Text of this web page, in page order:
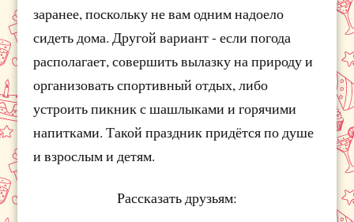
заранее, поскольку не вам одним надоело
сидеть дома. Другой вариант - если погода
располагает, совершить вылазку на природу и
организовать спортивный отдых, либо
устроить пикник с шашлыками и горячими
напитками. Такой праздник придётся по душе
и взрослым и детям.
Рассказать друзьям: